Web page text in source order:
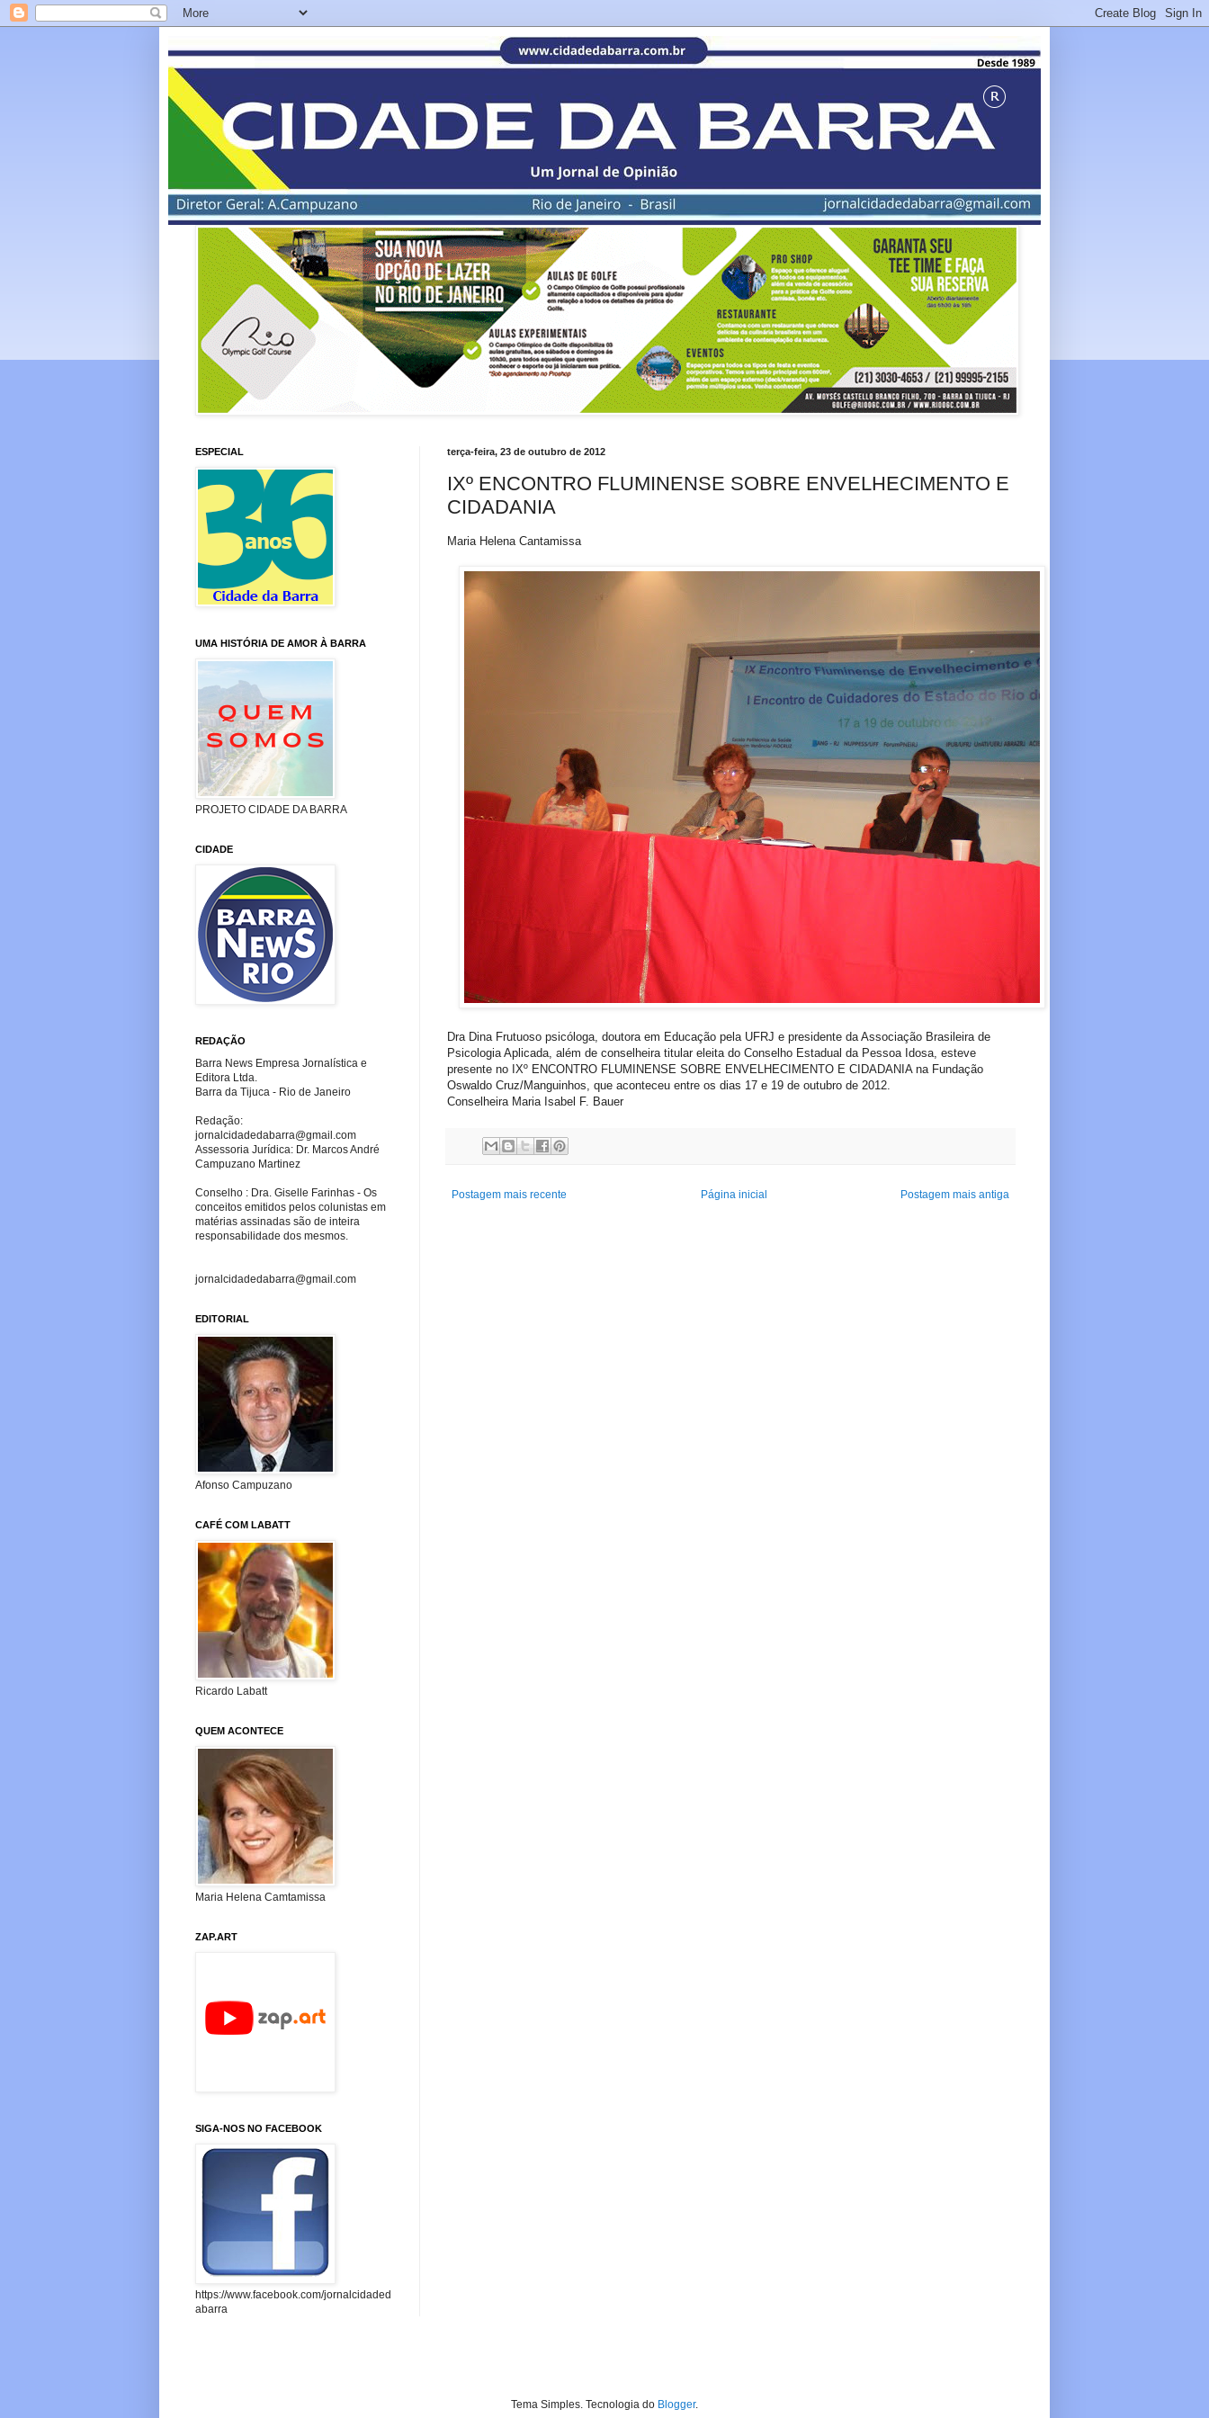
terça-feira, 23 de outubro de 2012
IXº ENCONTRO FLUMINENSE SOBRE ENVELHECIMENTO E
CIDADANIA
Maria Helena Cantamissa
Dra Dina Frutuoso psicóloga, doutora em Educação pela UFRJ e presidente da Associação Brasileira de
Psicologia Aplicada, além de conselheira titular eleita do Conselho Estadual da Pessoa Idosa, esteve
presente no IXº ENCONTRO FLUMINENSE SOBRE ENVELHECIMENTO E CIDADANIA na Fundação
Oswaldo Cruz/Manguinhos, que aconteceu entre os dias 17 e 19 de outubro de 2012.
Conselheira Maria Isabel F. Bauer
Postagem mais recente Postagem mais antiga
Página inicial
ESPECIAL
UMA HISTÓRIA DE AMOR À BARRA
PROJETO CIDADE DA BARRA
CIDADE
REDAÇÃO
Barra News Empresa Jornalística e
Editora Ltda.
Barra da Tijuca - Rio de Janeiro
Redação:
jornalcidadedabarra@gmail.com
Assessoria Jurídica: Dr. Marcos André
Campuzano Martinez
Conselho : Dra. Giselle Farinhas - Os
conceitos emitidos pelos colunistas em
matérias assinadas são de inteira
responsabilidade dos mesmos.
jornalcidadedabarra@gmail.com
EDITORIAL
Afonso Campuzano
CAFÉ COM LABATT
Ricardo Labatt
QUEM ACONTECE
Maria Helena Camtamissa
ZAP.ART
SIGA-NOS NO FACEBOOK
https://www.facebook.com/jornalcidaded
abarra
Tema Simples. Tecnologia do Blogger.